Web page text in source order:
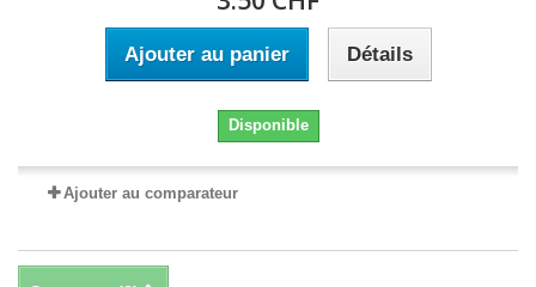
Ajouter au panier Détails
Disponible
Ajouter au comparateur